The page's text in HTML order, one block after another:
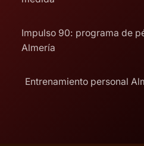
Impulso 90: programa de
Almería
Entrenamiento personal